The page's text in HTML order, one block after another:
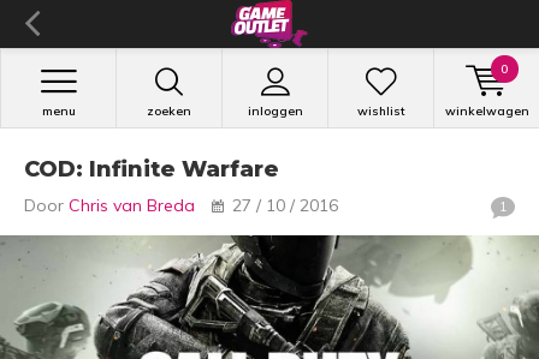
zoeken inloggen
menu wishlist winkelwagen
0
COD: Infinite Warfare
Door Chris van Breda 27 / 10 / 2016 1